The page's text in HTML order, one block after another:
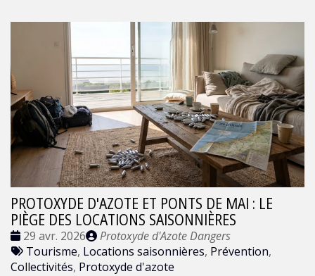
PROTOXYDE D'AZOTE ET PONTS DE MAI : LE
PIÈGE DES LOCATIONS SAISONNIÈRES
Date
:
29 avr. 2026
Publié
par
Protoxyde d'Azote Dangers
Tags
:
Tourisme, Locations saisonnières, Prévention,
Collectivités, Protoxyde d'azote